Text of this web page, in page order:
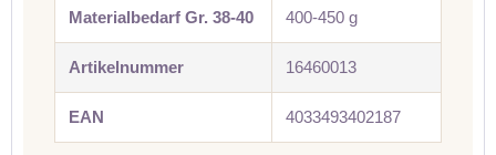
Materialbedarf Gr. 38-40 400-450 g
Artikelnummer 16460013
EAN 4033493402187